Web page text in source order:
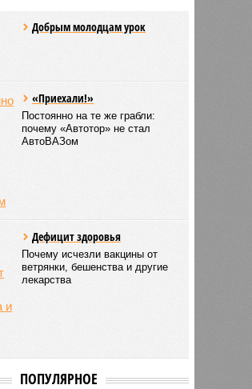
Добрым молодцам урок
«Приехали!»
Постоянно на те же грабли:
почему «Автотор» не стал
АвтоВАЗом
Дефицит здоровья
Почему исчезли вакцины от
ветрянки, бешенства и другие
лекарства
ПОПУЛЯРНОЕ